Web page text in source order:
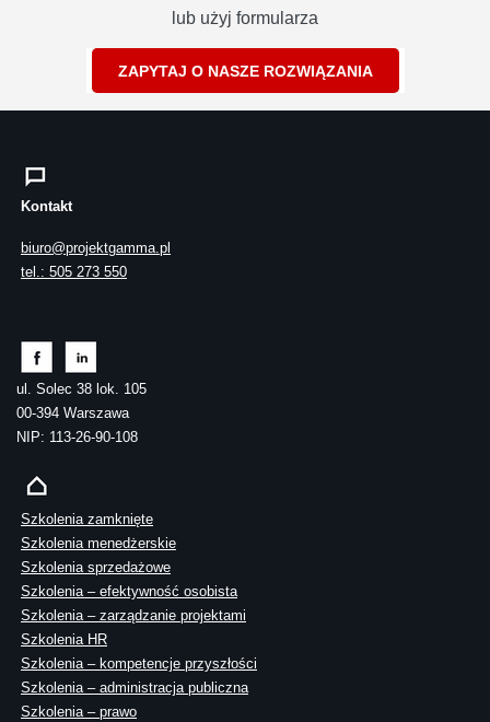
lub użyj formularza
ZAPYTAJ O NASZE ROZWIĄZANIA
Kontakt
biuro@projektgamma.pl
tel.: 505 273 550
ul. Solec 38 lok. 105
00-394 Warszawa
NIP: 113-26-90-108
Szkolenia zamknięte
Szkolenia menedżerskie
Szkolenia sprzedażowe
Szkolenia – efektywność osobista
Szkolenia – zarządzanie projektami
Szkolenia HR
Szkolenia – kompetencje przyszłości
Szkolenia – administracja publiczna
Szkolenia – prawo